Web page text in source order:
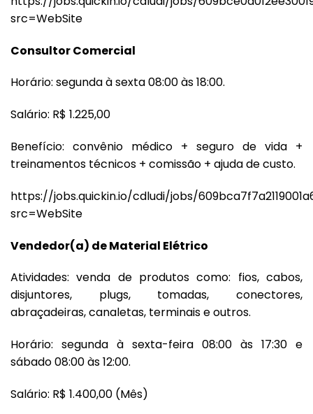
src=WebSite
Consultor Comercial
Horário: segunda à sexta 08:00 às 18:00.
Salário: R$ 1.225,00
Benefício: convênio médico + seguro de vida +
treinamentos técnicos + comissão + ajuda de custo.
https://jobs.quickin.io/cdludi/jobs/
src=WebSite
Vendedor(a) de Material Elétrico
Atividades: venda de produtos como: fios, cabos,
disjuntores, plugs, tomadas, conectores,
abraçadeiras, canaletas, terminais e outros.
Horário: segunda à sexta-feira 08:00 às 17:30 e
sábado 08:00 às 12:00.
Salário: R$ 1.400,00 (Mês)